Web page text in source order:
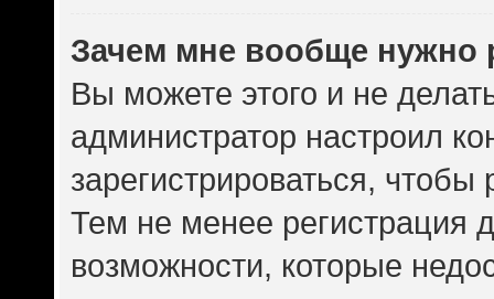
Зачем мне вообще нужно
Вы можете этого и не
администратор настроил
зарегистрироваться,
Тем не менее регистрация
возможности, которые